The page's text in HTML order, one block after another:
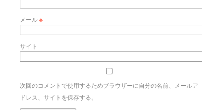
メール※
サイト
次回のコメントで使用するためブラウザーに自分の名前、メールア
ドレス、サイトを保存する。